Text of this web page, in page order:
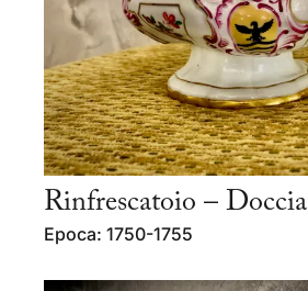
Rinfrescatoio – Doccia
Epoca: 1750-1755